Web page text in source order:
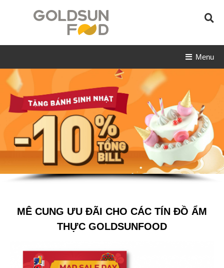
Menu
MÊ CUNG ƯU ĐÃI CHO CÁC TÍN ĐỒ ẨM
THỰC GOLDSUNFOOD